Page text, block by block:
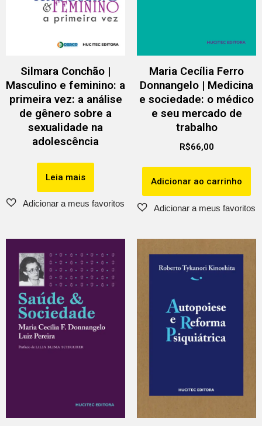
Silmara Conchão |
Masculino e feminino: a
primeira vez: a análise
de gênero sobre a
sexualidade na
adolescência
Leia mais
Maria Cecília Ferro
Donnangelo | Medicina
e sociedade: o médico
e seu mercado de
trabalho
R$66,00
Adicionar ao carrinho